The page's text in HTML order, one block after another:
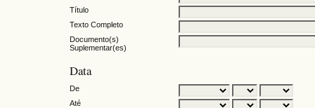
Título
Texto Completo
Documento(s)
Suplementar(es)
Data
De
Até